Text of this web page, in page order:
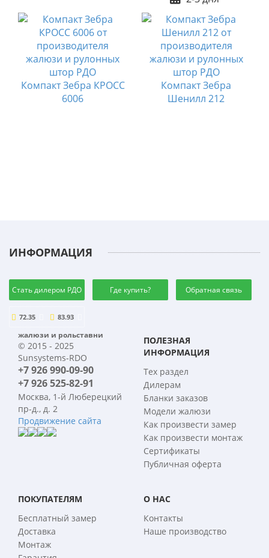
Компакт Зебра КРОСС
6006
Компакт Зебра
Шенилл 212
ИНФОРМАЦИЯ
Стать дилером РДО Где купить? Обратная связь
72.35 83.93
жалюзи и рольставни
© 2015 - 2025
Sunsystems-RDO
+7 926 990-09-90
+7 926 525-82-91
Москва, 1-й Люберецкий
пр-д., д. 2
Продвижение сайта
ПОЛЕЗНАЯ
ИНФОРМАЦИЯ
Тех раздел
Дилерам
Бланки заказов
Модели жалюзи
Как произвести замер
Как произвести монтаж
Сертификаты
Публичная оферта
ПОКУПАТЕЛЯМ
Бесплатный замер
Доставка
Монтаж
О НАС
Контакты
Наше производство